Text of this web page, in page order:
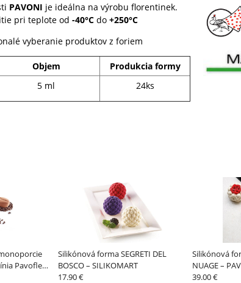
PAVONI je ideálna na výrobu florentinek.
pri teplote od-40°Cdo +250°C
vyberanie produktov z foriem
Objem
Produkcia formy
5 ml 24ks
Pavoflex
Silikónová forma SEGRETI DEL
BOSCO – SILIKOMART
17.90 €
Silikónová
NUAGE –
39.00 €